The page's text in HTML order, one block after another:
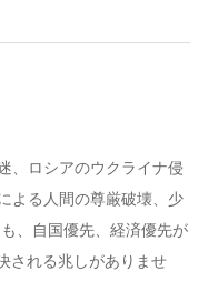
、ロシアのウクライナ侵
よる人間の尊厳破壊、少
、自国優先、経済優先が
される兆しがありませ